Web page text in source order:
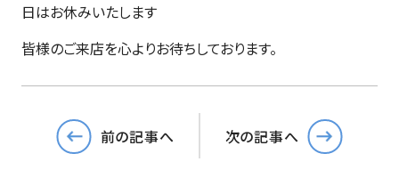
日はお休みいたします
皆様のご来店を心よりお待ちしております。
前の記事へ 次の記事へ